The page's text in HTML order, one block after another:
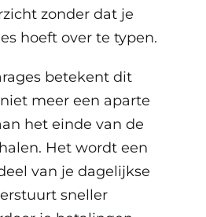
zonder dat je
hoeft over te typen.
betekent dit
meer een aparte
het einde van de
Het wordt een
van je dagelijkse
sneller